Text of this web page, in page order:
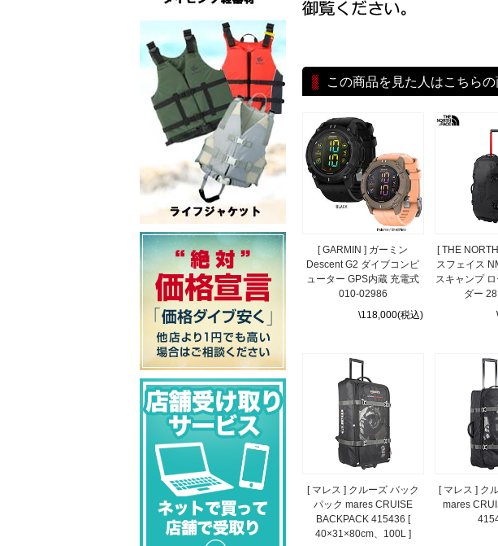
この商品を見た人はこちら
[ GARMIN ] ガーミン
Descent G2 ダイブコンピ
ューター GPS内蔵 充電式
010-02986
\118,000(税込)
[ THE
スフェイス
スキャンプ
ダー
[ マレス ] クルーズ バック
パック mares CRUISE
BACKPACK 415436 [
40×31×80cm、100L ]
[ マレス ] ク
mares